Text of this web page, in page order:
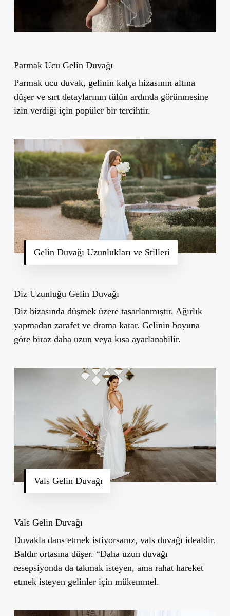
Parmak Ucu Gelin Duvağı
Parmak ucu duvak, gelinin kalça hizasının altına
düşer ve sırt detaylarının tülün ardında görünmesine
izin verdiği için popüler bir tercihtir.
Gelin Duvağı Uzunlukları ve Stilleri
Diz Uzunluğu Gelin Duvağı
Diz hizasında düşmek üzere tasarlanmıştır. Ağırlık
yapmadan zarafet ve drama katar. Gelinin boyuna
göre biraz daha uzun veya kısa ayarlanabilir.
Vals Gelin Duvağı
Vals Gelin Duvağı
Duvakla dans etmek istiyorsanız, vals duvağı idealdir.
Baldır ortasına düşer. “Daha uzun duvağı
resepsiyonda da takmak isteyen, ama rahat hareket
etmek isteyen gelinler için mükemmel.